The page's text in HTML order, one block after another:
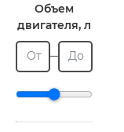
Объем
двигателя, л
От До